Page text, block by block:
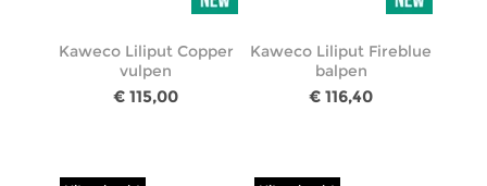
Kaweco Liliput Copper
vulpen
€ 115,00
Kaweco Liliput Fireblue
balpen
€ 116,40